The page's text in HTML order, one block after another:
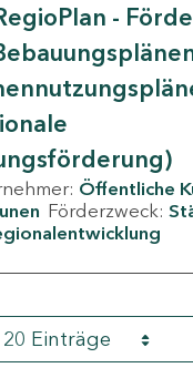
-
Öffentliche
Förderzweck:
20 Einträge